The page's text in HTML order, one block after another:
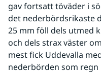
gav fortsatt töväder i
det nederbördsrikaste
25 mm föll dels utmed
och dels strax väster
mest fick Uddevalla
nederbörden som